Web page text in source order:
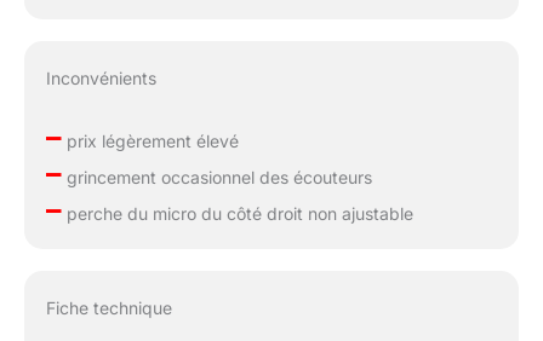
Inconvénients
–prix légèrement élevé
–grincement occasionnel des écouteurs
–perche du micro du côté droit non ajustable
Fiche technique